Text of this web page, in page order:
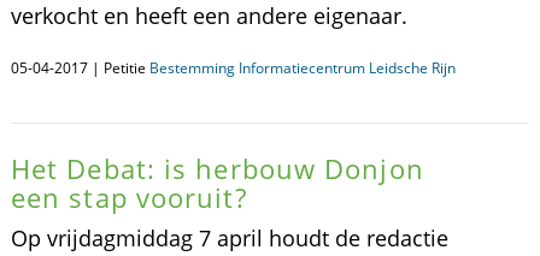
verkocht en heeft een andere eigenaar.
05-04-2017 | Petitie Bestemming Informatiecentrum Leidsche Rijn
Het Debat: is herbouw Donjon
een stap vooruit?
Op vrijdagmiddag 7 april houdt de redactie